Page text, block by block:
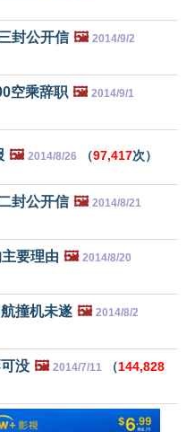
封公开信 🖼️ 2014/9/2
空乘辞职 🖼️ 2014/9/1
🖼️ 2014/8/26 （97,417次）
封公开信 🖼️ 2014/8/21
要理由 🖼️ 2014/8/20
撞机未遂 🖼️ 2014/8/2
没 🖼️ 2014/7/11 （144,828